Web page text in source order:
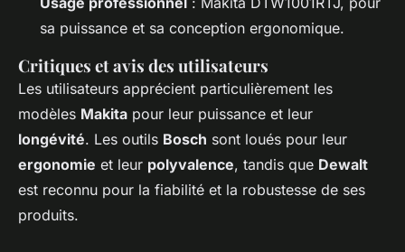
sa puissance et sa conception ergonomique.
Critiques et avis des utilisateurs
Les utilisateurs apprécient particulièrement les
modèles Makita pour leur puissance et leur
longévité. Les outils Bosch sont loués pour leur
ergonomie et leur polyvalence, tandis que Dewalt
est reconnu pour la fiabilité et la robustesse de ses
produits.